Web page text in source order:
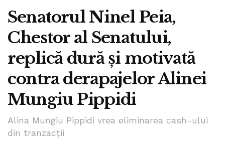
Senatorul Ninel Peia,
Chestor al Senatului,
replică dură și motivată
contra derapajelor Alinei
Mungiu Pippidi
Alina Mungiu Pippidi vrea eliminarea cash-ului
din tranzacții